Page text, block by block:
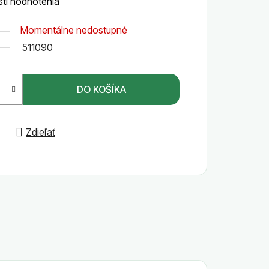
Momentálne nedostupné
511090
DO KOŠÍKA
Zdieľať